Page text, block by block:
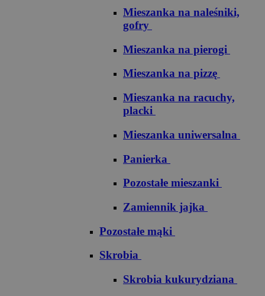
Mieszanka na naleśniki,
gofry
Mieszanka na pierogi
Mieszanka na pizzę
Mieszanka na racuchy,
placki
Mieszanka uniwersalna
Panierka
Pozostałe mieszanki
Zamiennik jajka
Pozostałe mąki
Skrobia
Skrobia kukurydziana